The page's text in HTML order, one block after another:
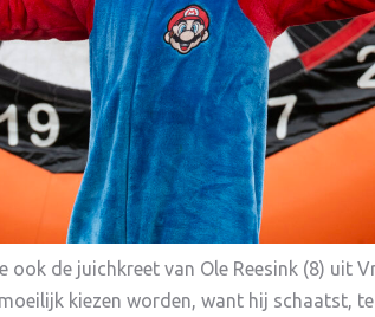
ook de juichkreet van Ole Reesink (8) uit
kiezen worden, want hij schaatst,